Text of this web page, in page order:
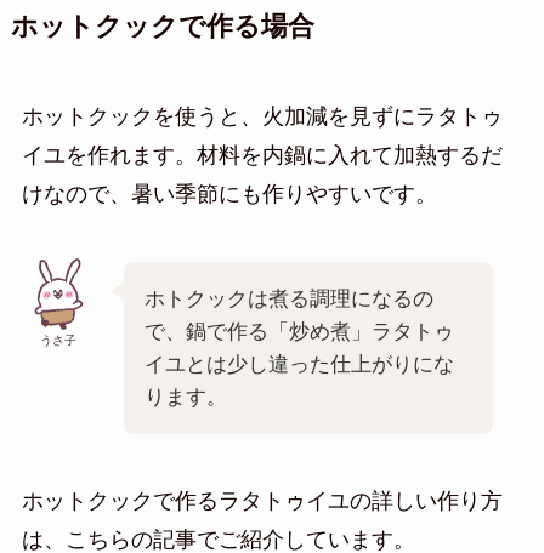
ホットクックで作る場合
ホットクックを使うと、火加減を見ずにラタトゥ
イユを作れます。材料を内鍋に入れて加熱するだ
けなので、暑い季節にも作りやすいです。
うさ子
ホトクックは煮る調理になるの
で、鍋で作る「炒め煮」ラタトゥ
イユとは少し違った仕上がりにな
ります。
ホットクックで作るラタトゥイユの詳しい作り方
は、こちらの記事でご紹介しています。